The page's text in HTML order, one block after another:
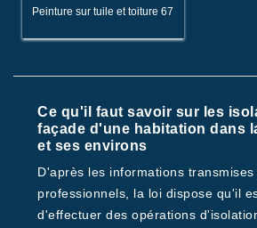
Peinture sur tuile et toiture 67
Ce qu'il faut savoir sur les
façade d'une habitation dans
et ses environs
D'après les informations
professionnels, la loi dispose qu'il
d'effectuer des opérations